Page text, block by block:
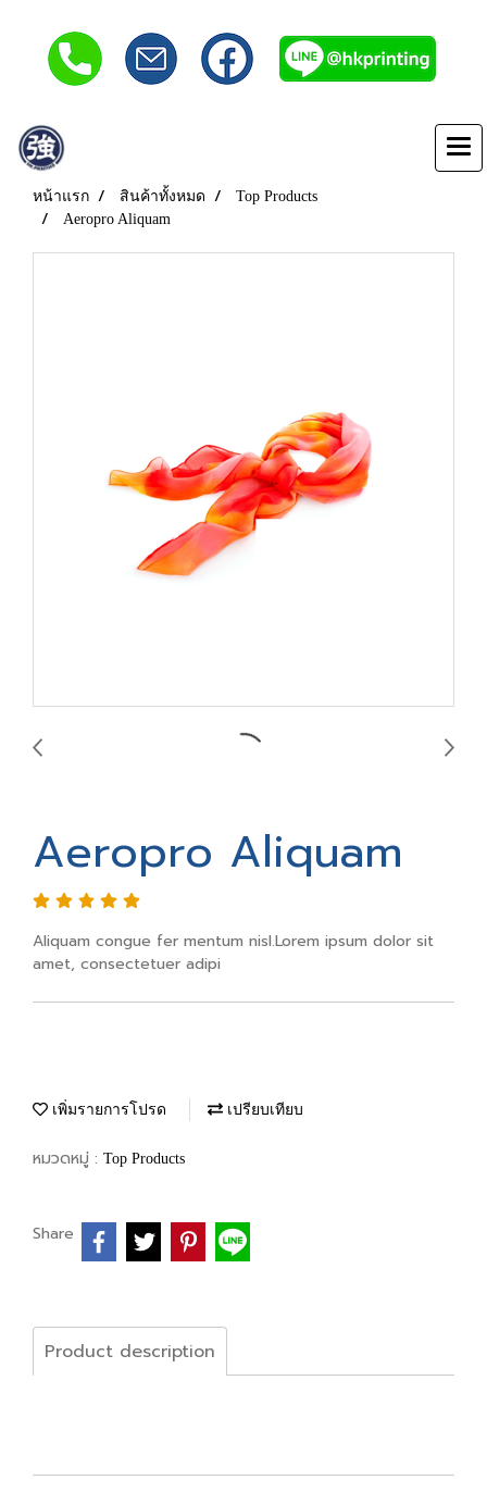
หน้าแรก สินค้าทั้งหมด
Top Products
Aeropro Aliquam
Aeropro Aliquam
Aliquam congue fer mentum nisl.Lorem ipsum dolor sit
amet, consectetuer adipi
เพิ่มรายการโปรด เปรียบเทียบ
หมวดหมู่ : Top Products
Share
Product description